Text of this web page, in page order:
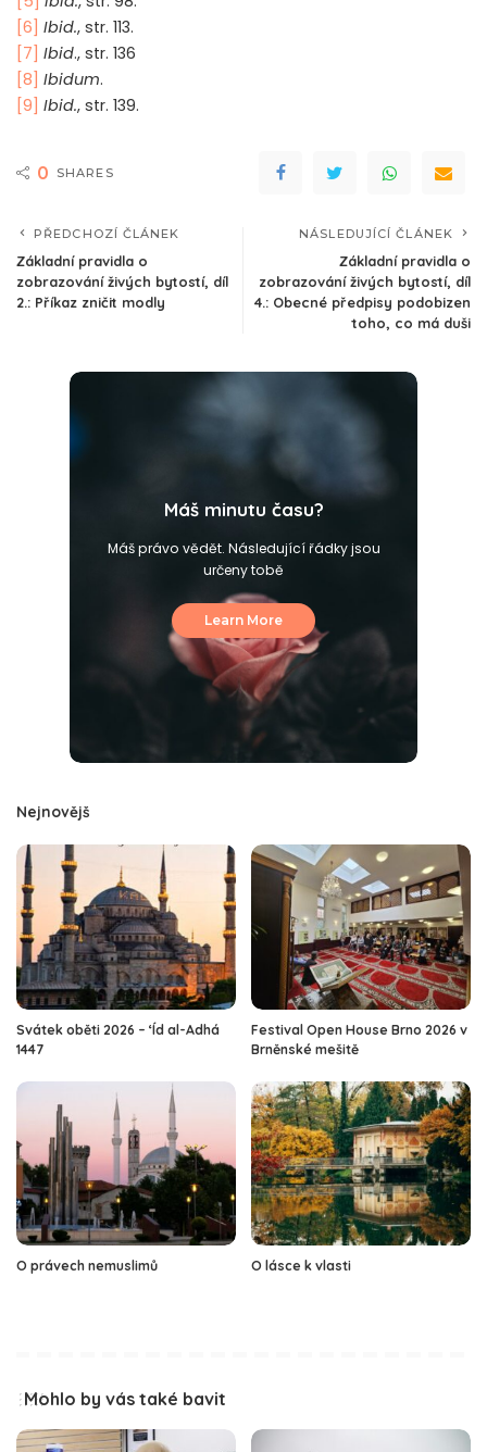
[6] Ibid., str. 113.
[7] Ibid., str. 136
[8] Ibidum.
[9] Ibid., str. 139.
0 SHARES
PŘEDCHOZÍ ČLÁNEK
Základní pravidla o
zobrazování živých bytostí, díl
2.: Příkaz zničit modly
NÁSLEDUJÍCÍ ČLÁNEK
Základní pravidla o
zobrazování živých bytostí, díl
4.: Obecné předpisy podobizen
toho, co má duši
Máš minutu času?
Máš právo vědět. Následující řádky jsou
určeny tobě
Learn More
Nejnovějš
Svátek oběti 2026 – ‘Íd al-Adhá
1447
Festival Open House Brno 2026 v
Brněnské mešitě
O právech nemuslimů O lásce k vlasti
Mohlo by vás také bavit